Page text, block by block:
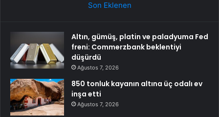
Son Eklenen
Altın, gümüş, platin ve paladyuma Fed
freni: Commerzbank beklentiyi
düşürdü
Ağustos 7, 2026
850 tonluk kayanın altına üç odalı ev
inşa etti
Ağustos 7, 2026